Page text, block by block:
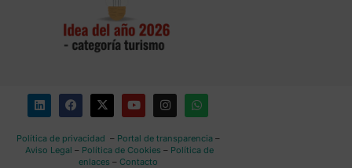
Política de privacidad – Portal de transparencia–
Aviso Legal – Política de Cookies – Política de
enlaces – Contacto